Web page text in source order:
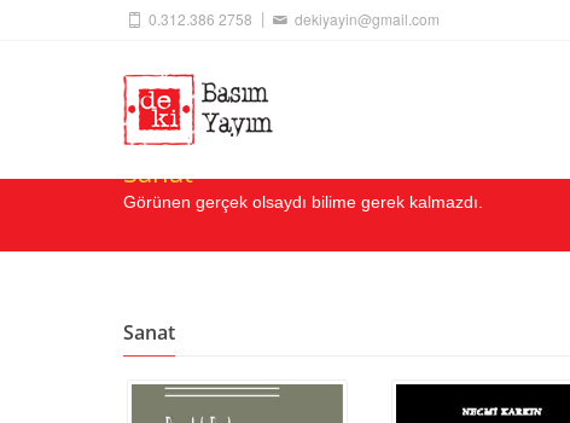
0.312.386 2758 dekiyayin@gmail.com
Sanat
Görünen gerçek olsaydı bilime gerek kalmazdı.
Sanat